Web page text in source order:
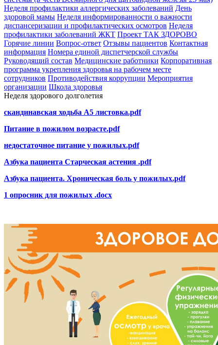
Неделя профилактики аллергических заболеваний День
здоровой мамы Неделя информированности о важности
диспансеризации и профилактических осмотров Неделя
профилактики заболеваний ЖКТ Проект ТАК ЗДОРОВО
Горячие линии Вопрос-ответ Отзывы пациентов Контактная
информация Номера единой диспетчерской службы
Руководящий состав Медицинские работники Корпоративная
программа укрепления здоровья на рабочем месте
сотрудников Противодействия коррупции Мероприятия
организации Школа здоровья
Неделя здорового долголетия
скандинавская ходьба А5 листовка.pdf
Питание в пожилом возрасте.pdf
недостаточное питание у пожилых.pdf
Азбука пациента Старческая астения .pdf
Азбука пациента. Хроническая боль у пожилых.pdf
1 опросник для пожилых .docx